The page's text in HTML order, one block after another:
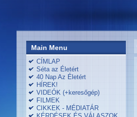
Main Menu
CÍMLAP
Séta az Életért
40 Nap Az Életért
HÍREK!
VIDEÓK (+keresőgép)
FILMEK
CIKKEK - MÉDIATÁR